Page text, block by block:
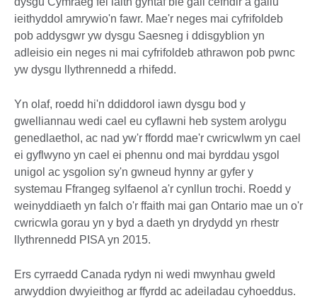
ieithyddol amrywio'n fawr. Mae'r neges mai cyfrifoldeb
pob addysgwr yw dysgu Saesneg i ddisgyblion yn
adleisio ein neges ni mai cyfrifoldeb athrawon pob pwnc
yw dysgu llythrennedd a rhifedd.
Yn olaf, roedd hi'n ddiddorol iawn dysgu bod y
gwelliannau wedi cael eu cyflawni heb system arolygu
genedlaethol, ac nad yw'r ffordd mae'r cwricwlwm yn cael
ei gyflwyno yn cael ei phennu ond mai byrddau ysgol
unigol ac ysgolion sy'n gwneud hynny ar gyfer y
systemau Ffrangeg sylfaenol a'r cynllun trochi. Roedd y
weinyddiaeth yn falch o'r ffaith mai gan Ontario mae un o'r
cwricwla gorau yn y byd a daeth yn drydydd yn rhestr
llythrennedd PISA yn 2015.
Ers cyrraedd Canada rydyn ni wedi mwynhau gweld
arwyddion dwyieithog ar ffyrdd ac adeiladau cyhoeddus.